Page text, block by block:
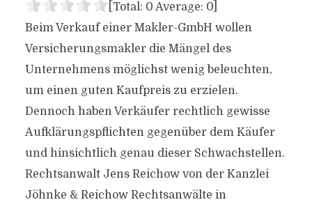
[Total: 0 Average: 0]
Beim Verkauf einer Makler-GmbH wollen
Versicherungsmakler die Mängel des
Unternehmens möglichst wenig beleuchten,
um einen guten Kaufpreis zu erzielen.
Dennoch haben Verkäufer rechtlich gewisse
Aufklärungspflichten gegenüber dem Käufer
und hinsichtlich genau dieser Schwachstellen.
Rechtsanwalt Jens Reichow von der Kanzlei
Jöhnke & Reichow Rechtsanwälte in